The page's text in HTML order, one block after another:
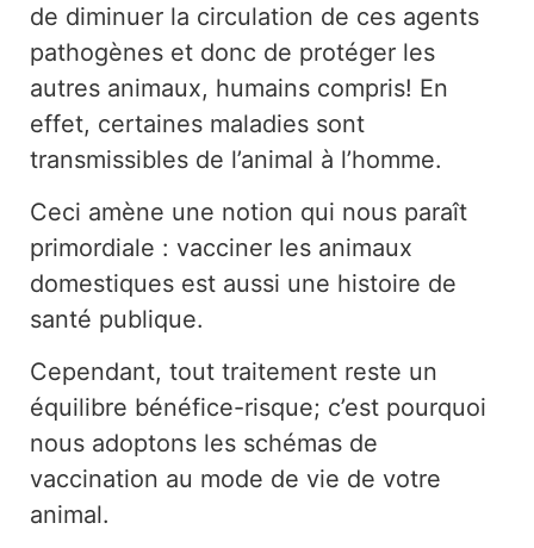
de diminuer la circulation de ces agents
pathogènes et donc de protéger les
autres animaux, humains compris! En
effet, certaines maladies sont
transmissibles de l’animal à l’homme.
Ceci amène une notion qui nous paraît
primordiale : vacciner les animaux
domestiques est aussi une histoire de
santé publique.
Cependant, tout traitement reste un
équilibre bénéfice-risque; c’est pourquoi
nous adoptons les schémas de
vaccination au mode de vie de votre
animal.